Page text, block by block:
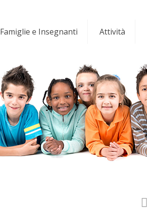
Famiglie e Insegnanti Attività